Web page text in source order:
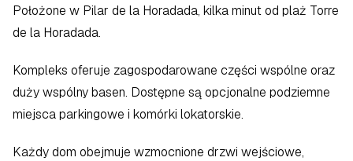
Położone w Pilar de la Horadada, kilka minut od plaż Torre
de la Horadada.
Kompleks oferuje zagospodarowane części wspólne oraz
duży wspólny basen. Dostępne są opcjonalne podziemne
miejsca parkingowe i komórki lokatorskie.
Każdy dom obejmuje wzmocnione drzwi wejściowe,